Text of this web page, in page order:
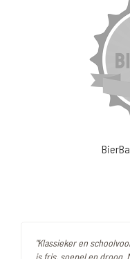
"Klassieker en
is fris, soepel en droog.